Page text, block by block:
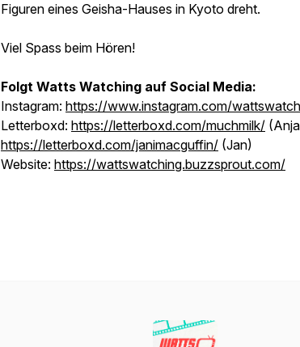
Figuren eines Geisha-Hauses in Kyoto dreht.
Viel Spass beim Hören!
Folgt Watts Watching auf Social Media:
Instagram: https://www.instagram.com/
Letterboxd: https://letterboxd.com/muchmilk/
https://letterboxd.com/janimacguffin/ (Jan)
Website: https://wattswatching.buzzsprout.com/